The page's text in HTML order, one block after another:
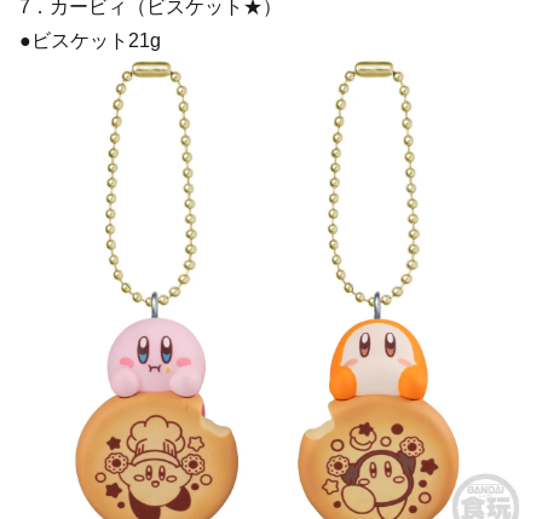
7．カービィ（ビスケット★）
●ビスケット21g